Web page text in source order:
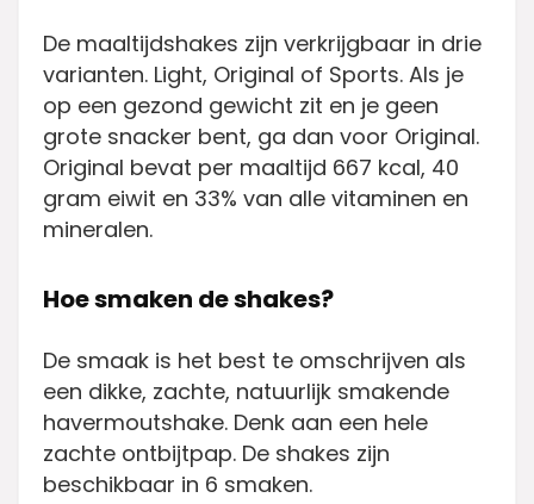
De maaltijdshakes zijn verkrijgbaar in drie
varianten. Light, Original of Sports. Als je
op een gezond gewicht zit en je geen
grote snacker bent, ga dan voor Original.
Original bevat per maaltijd 667 kcal, 40
gram eiwit en 33% van alle vitaminen en
mineralen.
Hoe smaken de shakes?
De smaak is het best te omschrijven als
een dikke, zachte, natuurlijk smakende
havermoutshake. Denk aan een hele
zachte ontbijtpap. De shakes zijn
beschikbaar in 6 smaken.